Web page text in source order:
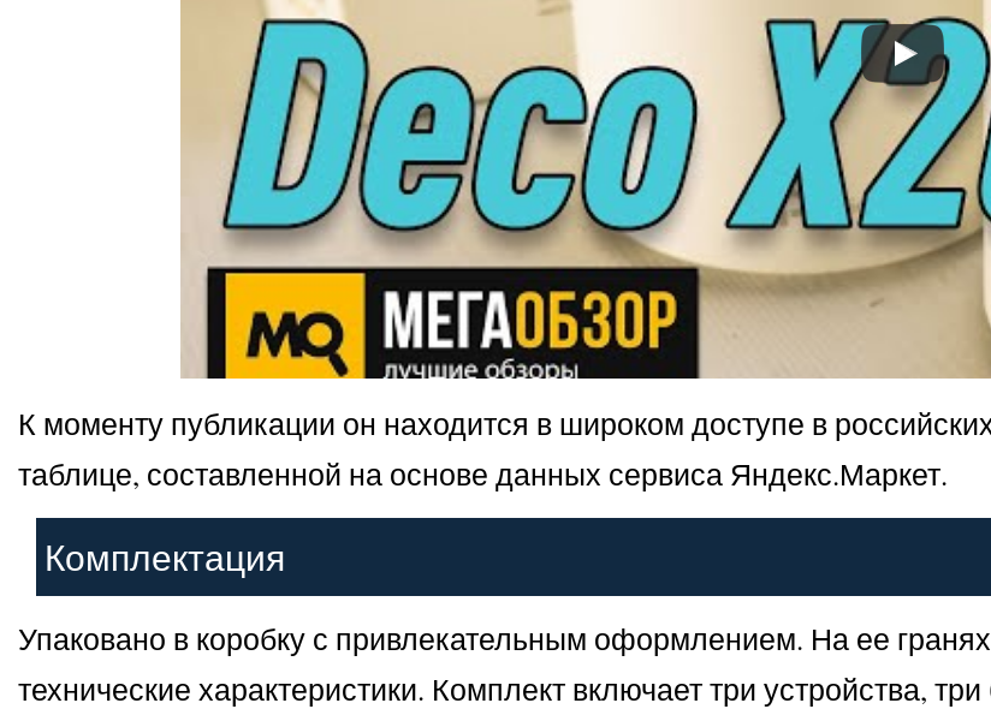
К моменту публикации он находится в широком доступе в
таблице, составленной на основе данных сервиса Яндекс.Маркет.
Комплектация
Упаковано в коробку с привлекательным оформлением. На ее
технические характеристики. Комплект включает три устройства,